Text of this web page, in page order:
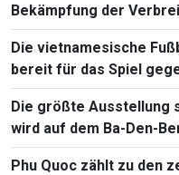
Bekämpfung der
Die vietnamesische
bereit für das Spiel
Die größte Ausstellung
wird auf dem Ba-Den-
Phu Quoc zählt zu den